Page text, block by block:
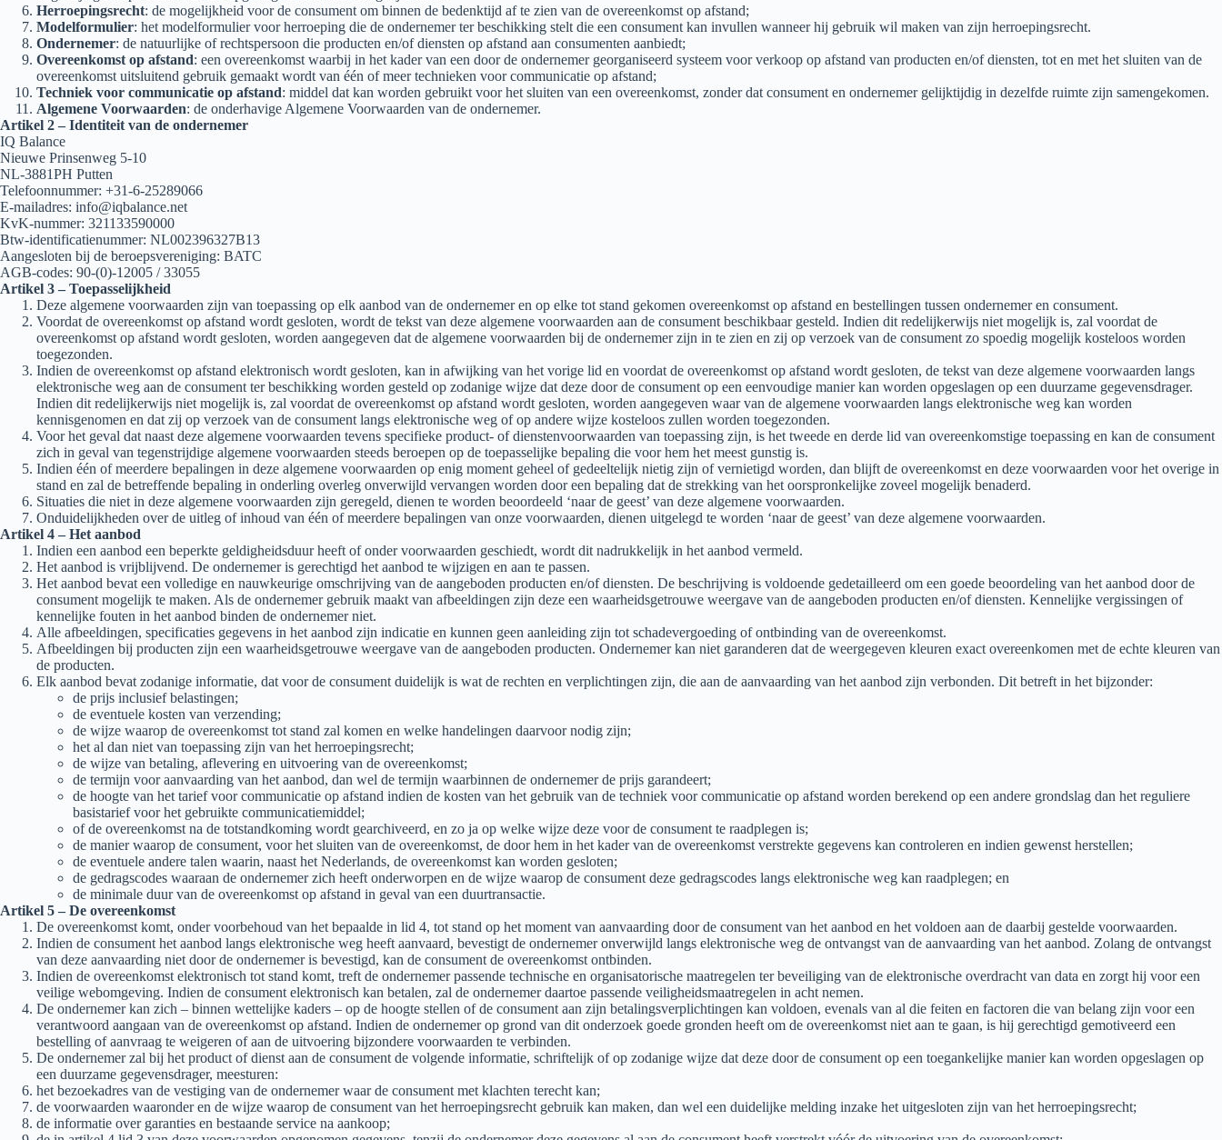
Herroepingsrecht: de mogelijkheid voor de consument om binnen de bedenktijd af te zien van de overeenkomst op afstand;
Modelformulier: het modelformulier voor herroeping die de ondernemer ter beschikking stelt die een consument kan invullen wanneer hij gebruik wil maken van zijn herroepingsrecht.
Ondernemer: de natuurlijke of rechtspersoon die producten en/of diensten op afstand aan consumenten aanbiedt;
Overeenkomst op afstand: een overeenkomst waarbij in het kader van een door de ondernemer georganiseerd systeem voor verkoop op afstand van producten en/of diensten, tot en met het sluiten van de
overeenkomst uitsluitend gebruik gemaakt wordt van één of meer technieken voor communicatie op afstand;
Techniek voor communicatie op afstand: middel dat kan worden gebruikt voor het sluiten van een overeenkomst, zonder dat consument en ondernemer gelijktijdig in dezelfde ruimte zijn samengekomen.
Algemene Voorwaarden: de onderhavige Algemene Voorwaarden van de ondernemer.
Artikel 2 – Identiteit van de ondernemer
IQ Balance
Nieuwe Prinsenweg 5-10
NL-3881PH Putten
Telefoonnummer: +31-6-25289066
E-mailadres: info@iqbalance.net
KvK-nummer: 321133590000
Btw-identificatienummer: NL002396327B13
Aangesloten bij de beroepsvereniging: BATC
AGB-codes: 90-(0)-12005 / 33055
Artikel 3 – Toepasselijkheid
Deze algemene voorwaarden zijn van toepassing op elk aanbod van de ondernemer en op elke tot stand gekomen overeenkomst op afstand en bestellingen tussen ondernemer en consument.
Voordat de overeenkomst op afstand wordt gesloten, wordt de tekst van deze algemene voorwaarden aan de consument beschikbaar gesteld. Indien dit redelijkerwijs niet mogelijk is, zal voordat de
overeenkomst op afstand wordt gesloten, worden aangegeven dat de algemene voorwaarden bij de ondernemer zijn in te zien en zij op verzoek van de consument zo spoedig mogelijk kosteloos worden
toegezonden.
Indien de overeenkomst op afstand elektronisch wordt gesloten, kan in afwijking van het vorige lid en voordat de overeenkomst op afstand wordt gesloten, de tekst van deze algemene voorwaarden langs
elektronische weg aan de consument ter beschikking worden gesteld op zodanige wijze dat deze door de consument op een eenvoudige manier kan worden opgeslagen op een duurzame gegevensdrager.
Indien dit redelijkerwijs niet mogelijk is, zal voordat de overeenkomst op afstand wordt gesloten, worden aangegeven waar van de algemene voorwaarden langs elektronische weg kan worden
kennisgenomen en dat zij op verzoek van de consument langs elektronische weg of op andere wijze kosteloos zullen worden toegezonden.
Voor het geval dat naast deze algemene voorwaarden tevens specifieke product- of dienstenvoorwaarden van toepassing zijn, is het tweede en derde lid van overeenkomstige toepassing en kan de consument
zich in geval van tegenstrijdige algemene voorwaarden steeds beroepen op de toepasselijke bepaling die voor hem het meest gunstig is.
Indien één of meerdere bepalingen in deze algemene voorwaarden op enig moment geheel of gedeeltelijk nietig zijn of vernietigd worden, dan blijft de overeenkomst en deze voorwaarden voor het overige in
stand en zal de betreffende bepaling in onderling overleg onverwijld vervangen worden door een bepaling dat de strekking van het oorspronkelijke zoveel mogelijk benaderd.
Situaties die niet in deze algemene voorwaarden zijn geregeld, dienen te worden beoordeeld ‘naar de geest’ van deze algemene voorwaarden.
Onduidelijkheden over de uitleg of inhoud van één of meerdere bepalingen van onze voorwaarden, dienen uitgelegd te worden ‘naar de geest’ van deze algemene voorwaarden.
Artikel 4 – Het aanbod
Indien een aanbod een beperkte geldigheidsduur heeft of onder voorwaarden geschiedt, wordt dit nadrukkelijk in het aanbod vermeld.
Het aanbod is vrijblijvend. De ondernemer is gerechtigd het aanbod te wijzigen en aan te passen.
Het aanbod bevat een volledige en nauwkeurige omschrijving van de aangeboden producten en/of diensten. De beschrijving is voldoende gedetailleerd om een goede beoordeling van het aanbod door de
consument mogelijk te maken. Als de ondernemer gebruik maakt van afbeeldingen zijn deze een waarheidsgetrouwe weergave van de aangeboden producten en/of diensten. Kennelijke vergissingen of
kennelijke fouten in het aanbod binden de ondernemer niet.
Alle afbeeldingen, specificaties gegevens in het aanbod zijn indicatie en kunnen geen aanleiding zijn tot schadevergoeding of ontbinding van de overeenkomst.
Afbeeldingen bij producten zijn een waarheidsgetrouwe weergave van de aangeboden producten. Ondernemer kan niet garanderen dat de weergegeven kleuren exact overeenkomen met de echte kleuren van
de producten.
Elk aanbod bevat zodanige informatie, dat voor de consument duidelijk is wat de rechten en verplichtingen zijn, die aan de aanvaarding van het aanbod zijn verbonden. Dit betreft in het bijzonder:
de prijs inclusief belastingen;
de eventuele kosten van verzending;
de wijze waarop de overeenkomst tot stand zal komen en welke handelingen daarvoor nodig zijn;
het al dan niet van toepassing zijn van het herroepingsrecht;
de wijze van betaling, aflevering en uitvoering van de overeenkomst;
de termijn voor aanvaarding van het aanbod, dan wel de termijn waarbinnen de ondernemer de prijs garandeert;
de hoogte van het tarief voor communicatie op afstand indien de kosten van het gebruik van de techniek voor communicatie op afstand worden berekend op een andere grondslag dan het reguliere
basistarief voor het gebruikte communicatiemiddel;
of de overeenkomst na de totstandkoming wordt gearchiveerd, en zo ja op welke wijze deze voor de consument te raadplegen is;
de manier waarop de consument, voor het sluiten van de overeenkomst, de door hem in het kader van de overeenkomst verstrekte gegevens kan controleren en indien gewenst herstellen;
de eventuele andere talen waarin, naast het Nederlands, de overeenkomst kan worden gesloten;
de gedragscodes waaraan de ondernemer zich heeft onderworpen en de wijze waarop de consument deze gedragscodes langs elektronische weg kan raadplegen; en
de minimale duur van de overeenkomst op afstand in geval van een duurtransactie.
Artikel 5 – De overeenkomst
De overeenkomst komt, onder voorbehoud van het bepaalde in lid 4, tot stand op het moment van aanvaarding door de consument van het aanbod en het voldoen aan de daarbij gestelde voorwaarden.
Indien de consument het aanbod langs elektronische weg heeft aanvaard, bevestigt de ondernemer onverwijld langs elektronische weg de ontvangst van de aanvaarding van het aanbod. Zolang de ontvangst
van deze aanvaarding niet door de ondernemer is bevestigd, kan de consument de overeenkomst ontbinden.
Indien de overeenkomst elektronisch tot stand komt, treft de ondernemer passende technische en organisatorische maatregelen ter beveiliging van de elektronische overdracht van data en zorgt hij voor een
veilige webomgeving. Indien de consument elektronisch kan betalen, zal de ondernemer daartoe passende veiligheidsmaatregelen in acht nemen.
De ondernemer kan zich – binnen wettelijke kaders – op de hoogte stellen of de consument aan zijn betalingsverplichtingen kan voldoen, evenals van al die feiten en factoren die van belang zijn voor een
verantwoord aangaan van de overeenkomst op afstand. Indien de ondernemer op grond van dit onderzoek goede gronden heeft om de overeenkomst niet aan te gaan, is hij gerechtigd gemotiveerd een
bestelling of aanvraag te weigeren of aan de uitvoering bijzondere voorwaarden te verbinden.
De ondernemer zal bij het product of dienst aan de consument de volgende informatie, schriftelijk of op zodanige wijze dat deze door de consument op een toegankelijke manier kan worden opgeslagen op
een duurzame gegevensdrager, meesturen:
het bezoekadres van de vestiging van de ondernemer waar de consument met klachten terecht kan;
de voorwaarden waaronder en de wijze waarop de consument van het herroepingsrecht gebruik kan maken, dan wel een duidelijke melding inzake het uitgesloten zijn van het herroepingsrecht;
de informatie over garanties en bestaande service na aankoop;